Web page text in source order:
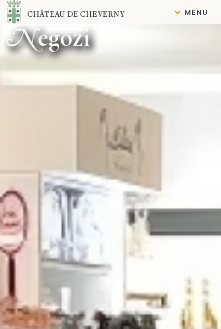
Contenuto
CHÂTEAU DE CHEVERNY MENU
Negozi